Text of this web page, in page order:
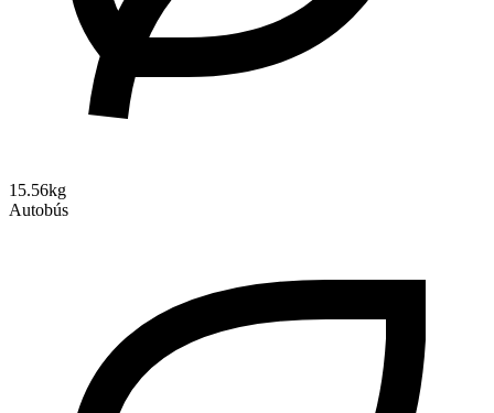
15.56kg
Autobús